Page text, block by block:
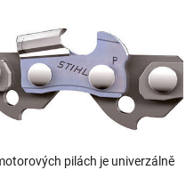
pilách je univerzálně